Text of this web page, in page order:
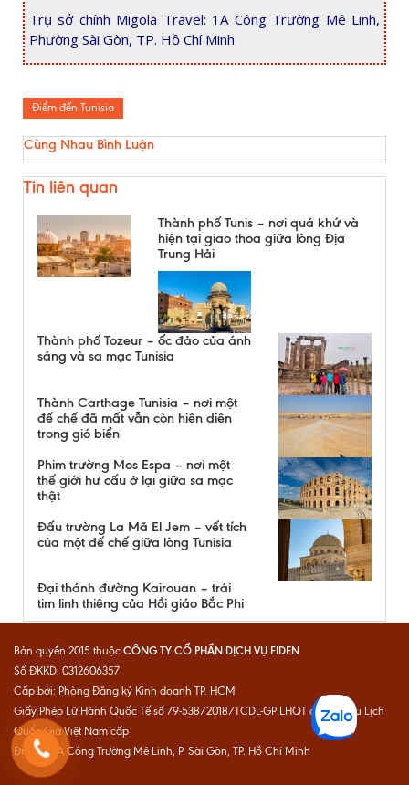
Trụ sở chính Migola Travel: 1A Công Trường Mê Linh,
Phường Sài Gòn, TP. Hồ Chí Minh
Điểm đến Tunisia
Cùng Nhau Bình Luận
Tin liên quan
Thành phố Tunis – nơi quá khứ và
hiện tại giao thoa giữa lòng Địa
Trung Hải
Thành phố Tozeur – ốc đảo của ánh
sáng và sa mạc Tunisia
Thành Carthage Tunisia – nơi một
đế chế đã mất vẫn còn hiện diện
trong gió biển
Phim trường Mos Espa – nơi một
thế giới hư cấu ở lại giữa sa mạc
thật
Đấu trường La Mã El Jem – vết tích
của một đế chế giữa lòng Tunisia
Đại thánh đường Kairouan – trái
tim linh thiêng của Hồi giáo Bắc Phi
Bản quyền 2015 thuộc CÔNG TY CỔ PHẦN DỊCH VỤ FIDEN
Số ĐKKD: 0312606357
Cấp bởi: Phòng Đăng ký Kinh doanh TP. HCM
Giấy Phép Lữ Hành Quốc Tế số 79-538/2018/TCDL-GP LHQT do Cục Du Lịch
Quốc Gia Việt Nam cấp
Địa chỉ: 1A Công Trường Mê Linh, P. Sài Gòn, TP. Hồ Chí Minh